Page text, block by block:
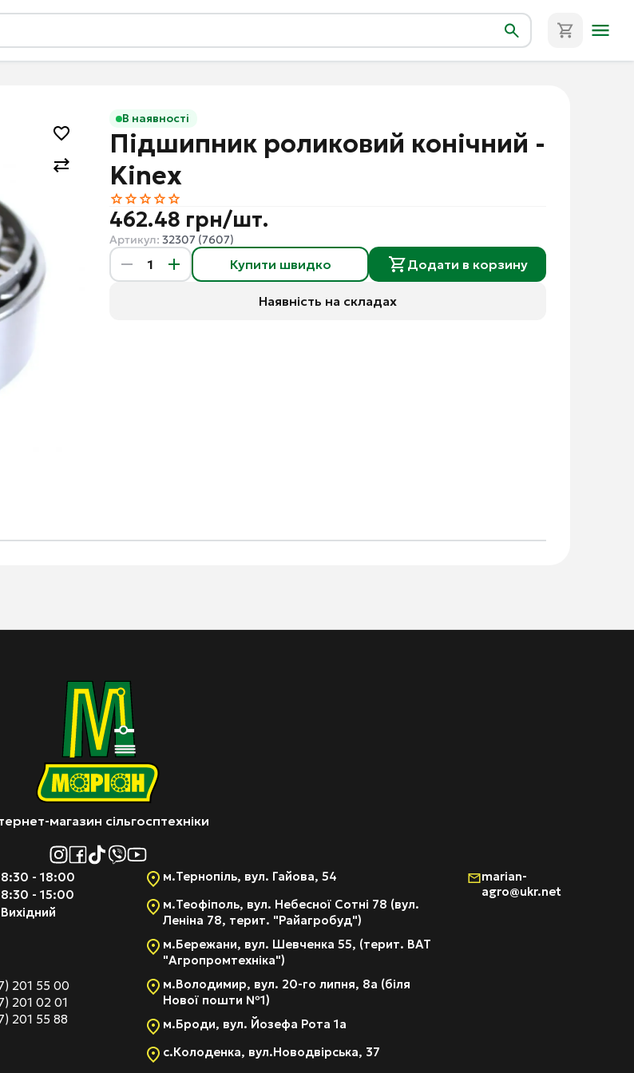
В наявності
Підшипник роликовий конічний -
Kinex
462.48 грн/шт.
Артикул: 32307 (7607)
Купити швидко Додати в корзину
Наявність на складах
магазин сільгосптехніки
8:30 - 18:00
8:30 - 15:00
Вихідний
201 55 00
201 02 01
201 55 88
м.Тернопіль, вул. Гайова, 54
м.Теофіполь, вул. Небесної Сотні 78 (вул.
Леніна 78, терит. "Райагробуд")
м.Бережани, вул. Шевченка 55, (терит. ВАТ
"Агропромтехніка")
м.Володимир, вул. 20-го липня, 8а (біля
Нової пошти №1)
м.Броди, вул. Йозефа Рота 1а
с.Колоденка, вул.Новодвірська, 37
marian-
agro@ukr.net